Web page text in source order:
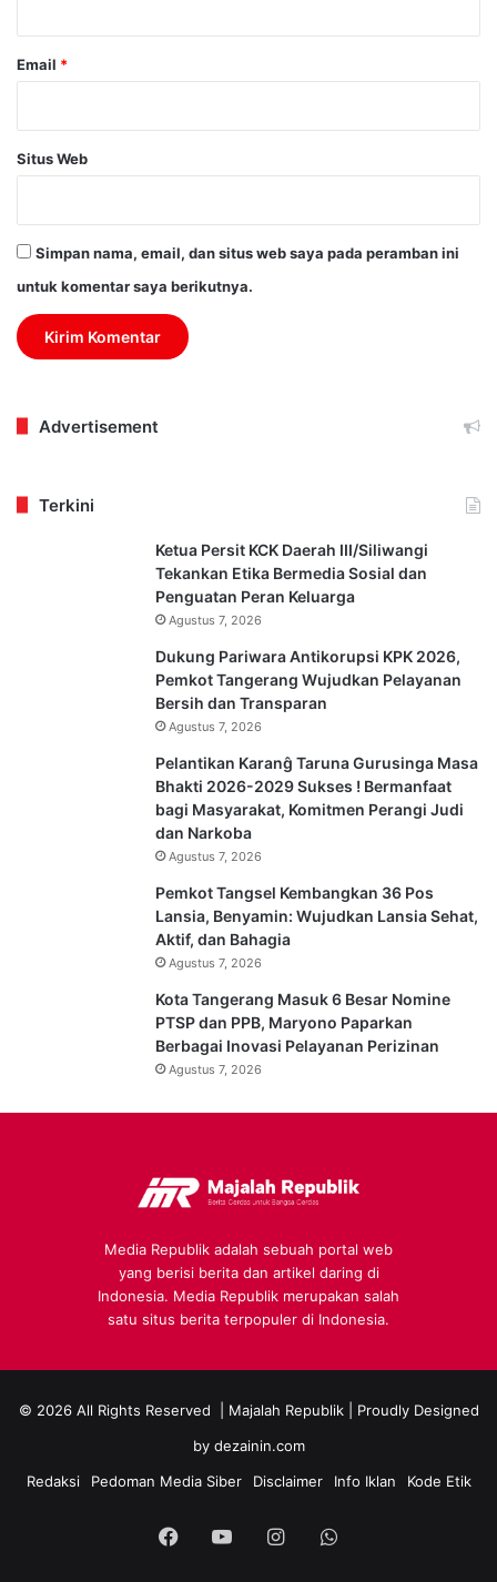
Email *
Situs Web
Simpan nama, email, dan situs web saya pada peramban ini
untuk komentar saya berikutnya.
Advertisement
Terkini
Ketua Persit KCK Daerah III/Siliwangi
Tekankan Etika Bermedia Sosial dan
Penguatan Peran Keluarga
Agustus 7, 2026
Dukung Pariwara Antikorupsi KPK 2026,
Pemkot Tangerang Wujudkan Pelayanan
Bersih dan Transparan
Agustus 7, 2026
Pelantikan Karanĝ Taruna Gurusinga Masa
Bhakti 2026-2029 Sukses ! Bermanfaat
bagi Masyarakat, Komitmen Perangi Judi
dan Narkoba
Agustus 7, 2026
Pemkot Tangsel Kembangkan 36 Pos
Lansia, Benyamin: Wujudkan Lansia Sehat,
Aktif, dan Bahagia
Agustus 7, 2026
Kota Tangerang Masuk 6 Besar Nomine
PTSP dan PPB, Maryono Paparkan
Berbagai Inovasi Pelayanan Perizinan
Agustus 7, 2026
Media Republik adalah sebuah portal web
yang berisi berita dan artikel daring di
Indonesia. Media Republik merupakan salah
satu situs berita terpopuler di Indonesia.
© 2026 All Rights Reserved | Majalah Republik| Proudly Designed
by dezainin.com
Redaksi
Pedoman Media Siber Disclaimer Info Iklan Kode Etik
Facebook
YouTubeInstagramWhatsApp